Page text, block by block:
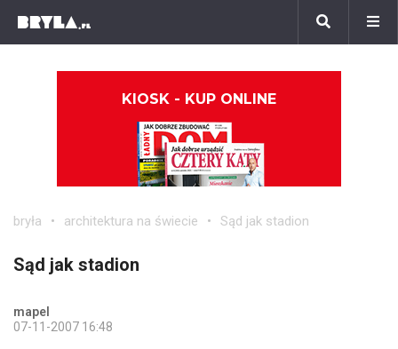
KIOSK - KUP ONLINE
bryła architektura na świecie Sąd jak stadion
Sąd jak stadion
mapel
07-11-2007 16:48